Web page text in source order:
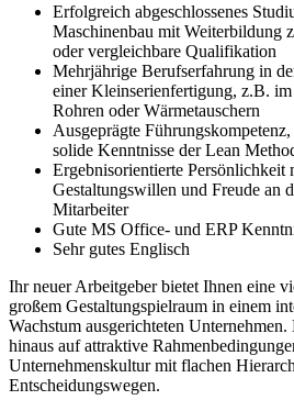
Erfolgreich abgeschlossenes
Maschinenbau mit Weiterbildung
oder vergleichbare Qualifikation
Mehrjährige Berufserfahrung in
einer Kleinserienfertigung, z.B.
Rohren oder Wärmetauschern
Ausgeprägte
solide Kenntnisse der Lean
Ergebnisorientierte
Gestaltungswillen und Freude an
Mitarbeiter
Gute MS Office- und ERP
Sehr gutes Englisch
Ihr neuer Arbeitgeber bietet Ihnen eine
großem Gestaltungspielraum in einem
Wachstum ausgerichteten
hinaus auf attraktive
Unternehmenskultur mit flachen
Entscheidungswegen.